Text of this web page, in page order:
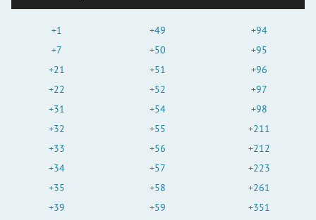
+1
+7
+21
+22
+31
+32
+33
+34
+35
+39
+49
+50
+51
+52
+54
+55
+56
+57
+58
+59
+94
+95
+96
+97
+98
+211
+212
+223
+261
+351